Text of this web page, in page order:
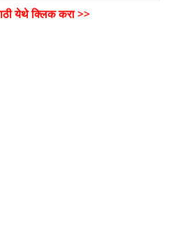
येथे क्लिक करा >>